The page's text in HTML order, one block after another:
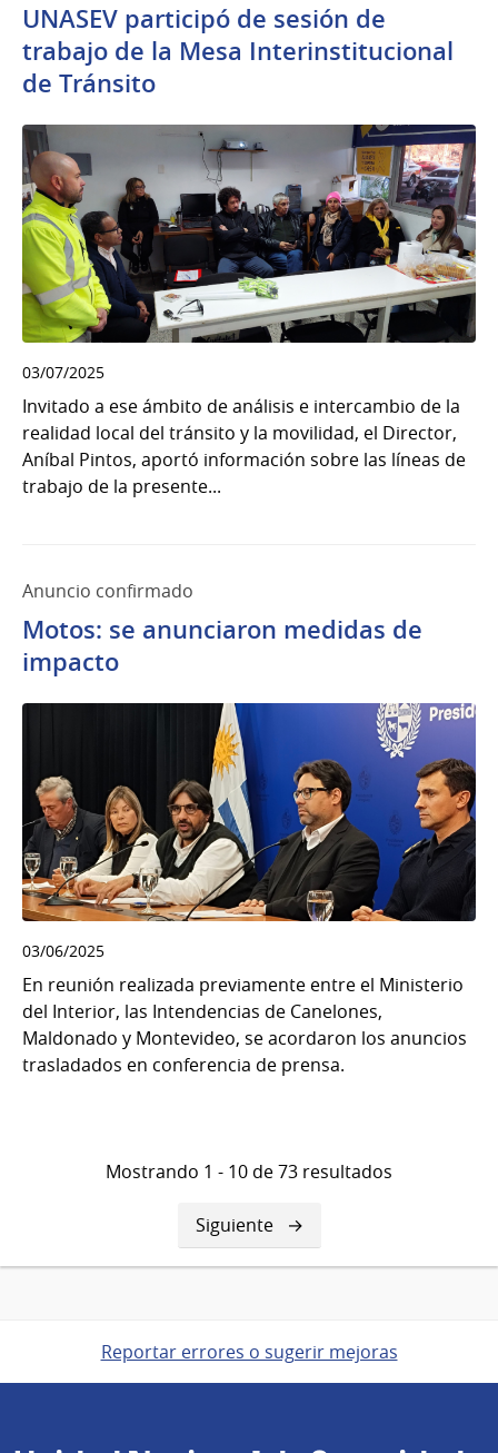
UNASEV participó de sesión de
trabajo de la Mesa Interinstitucional
de Tránsito
03/07/2025
Invitado a ese ámbito de análisis e intercambio de la
realidad local del tránsito y la movilidad, el Director,
Aníbal Pintos, aportó información sobre las líneas de
trabajo de la presente...
Anuncio confirmado
Motos: se anunciaron medidas de
impacto
03/06/2025
En reunión realizada previamente entre el Ministerio
del Interior, las Intendencias de Canelones,
Maldonado y Montevideo, se acordaron los anuncios
trasladados en conferencia de prensa.
Mostrando 1 - 10 de 73 resultados
Siguiente
página
Siguiente
Reportar errores o sugerir mejoras